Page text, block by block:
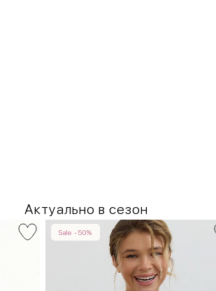
Актуально в сезон
Sale -50%